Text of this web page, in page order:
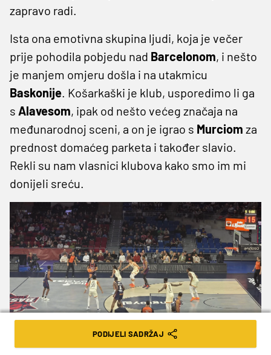
zapravo radi.
Ista ona emotivna skupina ljudi, koja je večer
prije pohodila pobjedu nad Barcelonom, i nešto
je manjem omjeru došla i na utakmicu
Baskonije. Košarkaški je klub, usporedimo li ga
s Alavesom, ipak od nešto većeg značaja na
međunarodnoj sceni, a on je igrao s Murciom za
prednost domaćeg parketa i također slavio.
Rekli su nam vlasnici klubova kako smo im mi
donijeli sreću.
PODIJELI SADRŽAJ